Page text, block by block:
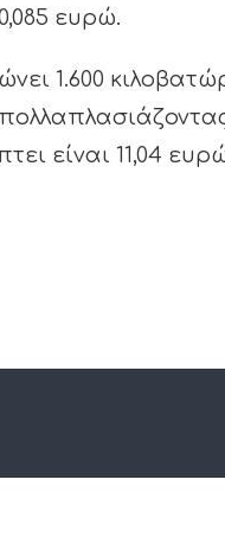
ευρώ.
1.600
είναι 11,04